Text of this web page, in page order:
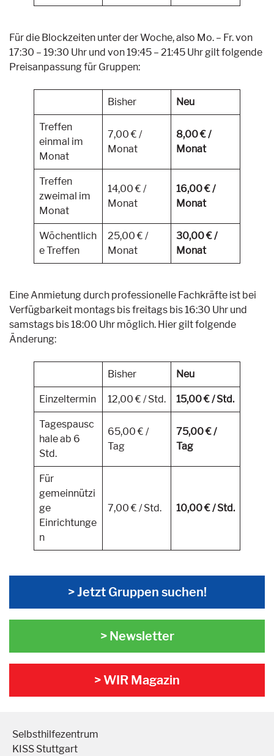
Für die Blockzeiten unter der Woche, also Mo. – Fr. von
17:30 – 19:30 Uhr und von 19:45 – 21:45 Uhr gilt folgende
Preisanpassung für Gruppen:
Bisher Neu
Treffen
einmal im
Monat
7,00 € /
Monat
8,00 € /
Monat
Treffen
zweimal im
Monat
14,00 € /
Monat
16,00 € /
Monat
Wöchentlich
e Treffen
25,00 € /
Monat
30,00 € /
Monat
Eine Anmietung durch professionelle Fachkräfte ist bei
Verfügbarkeit montags bis freitags bis 16:30 Uhr und
samstags bis 18:00 Uhr möglich. Hier gilt folgende
Änderung:
Bisher Neu
Einzeltermin 12,00 € / Std. 15,00 € / Std.
Tagespausc
hale ab 6
Std.
65,00 € /
Tag
75,00 € /
Tag
Für
gemeinnützi
ge
Einrichtunge
n
7,00 € / Std. 10,00 € / Std.
> Jetzt Gruppen suchen!
> Newsletter
> WIR Magazin
Selbsthilfezentrum
KISS Stuttgart